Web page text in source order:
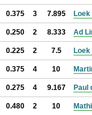
0.375 3 7.895
0.250 2 8.333 Ad
0.225 2 7.5
0.375 4 10
0.275 4 9.167 Paul
0.480 2 10